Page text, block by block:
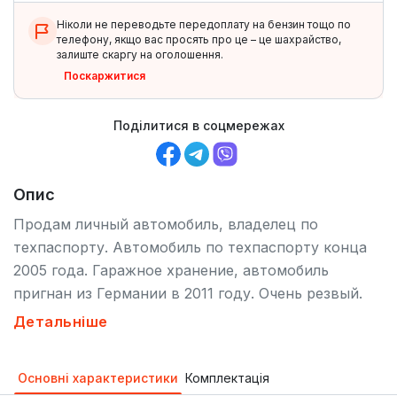
Ніколи не переводьте передоплату на бензин тощо по
телефону, якщо вас просять про це – це шахрайство,
залиште скаргу на оголошення.
Поскаржитися
Поділитися в соцмережах
Опис
Продам личный автомобиль, владелец по
техпаспорту. Автомобиль по техпаспорту конца
2005 года. Гаражное хранение, автомобиль
пригнан из Германии в 2011 году. Очень резвый.
Машина в отличном состоянии, сел и поехал! Не
складываются или снимаются. Идеален для семьи.
Детальніше
Основні характеристики Комплектація